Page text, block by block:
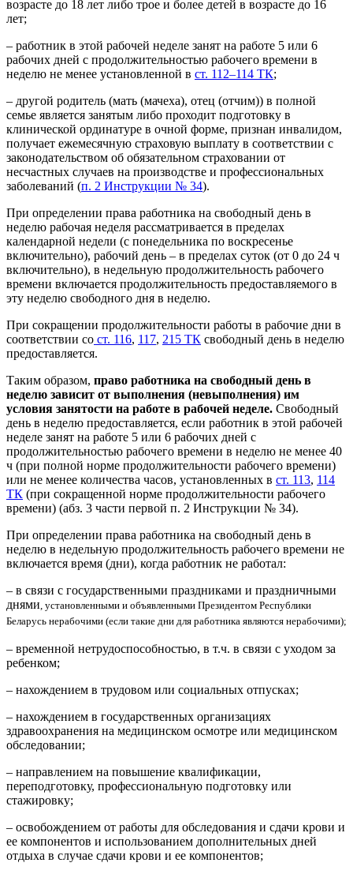
возрасте до 18 лет либо трое и более детей в возрасте до 16
лет;
– работник в этой рабочей неделе занят на работе 5 или 6
рабочих дней с продолжительностью рабочего времени в
неделю не менее установленной в ст. 112–114 ТК;
– другой родитель (мать (мачеха), отец (отчим)) в полной
семье является занятым либо проходит подготовку в
клинической ординатуре в очной форме, признан инвалидом,
получает ежемесячную страховую выплату в соответствии с
законодательством об обязательном страховании от
несчастных случаев на производстве и профессиональных
заболеваний (п. 2 Инструкции № 34).
При определении права работника на свободный день в
неделю рабочая неделя рассматривается в пределах
календарной недели (с понедельника по воскресенье
включительно), рабочий день – в пределах суток (от 0 до 24 ч
включительно), в недельную продолжительность рабочего
времени включается продолжительность предоставляемого в
эту неделю свободного дня в неделю.
При сокращении продолжительности работы в рабочие дни в
соответствии со ст. 116, 117, 215 ТК свободный день в неделю
предоставляется.
Таким образом, право работника на свободный день в
неделю зависит от выполнения (невыполнения) им
условия занятости на работе в рабочей неделе. Свободный
день в неделю предоставляется, если работник в этой рабочей
неделе занят на работе 5 или 6 рабочих дней с
продолжительностью рабочего времени в неделю не менее 40
ч (при полной норме продолжительности рабочего времени)
или не менее количества часов, установленных в ст. 113, 114
ТК (при сокращенной норме продолжительности рабочего
времени) (абз. 3 части первой п. 2 Инструкции № 34).
При определении права работника на свободный день в
неделю в недельную продолжительность рабочего времени не
включается время (дни), когда работник не работал:
– в связи с государственными праздниками и праздничными
днями , установленными и объявленными Президентом Республики
Беларусь нерабочими (если такие дни для работника являются нерабочими);
– временной нетрудоспособностью, в т.ч. в связи с уходом за
ребенком;
– нахождением в трудовом или социальных отпусках;
– нахождением в государственных организациях
здравоохранения на медицинском осмотре или медицинском
обследовании;
– направлением на повышение квалификации,
переподготовку, профессиональную подготовку или
стажировку;
– освобождением от работы для обследования и сдачи крови и
ее компонентов и использованием дополнительных дней
отдыха в случае сдачи крови и ее компонентов;